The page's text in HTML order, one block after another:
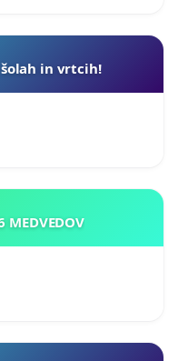
in vrtcih!
MEDVEDOV